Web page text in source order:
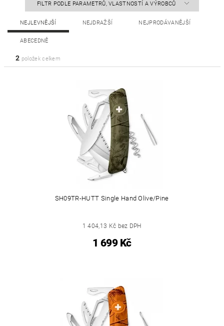
FILTR PODLE PARAMETRŮ, VLASTNOSTÍ A VÝROBCŮ
NEJLEVNĚJŠÍ NEJDRAŽŠÍ NEJPRODÁVANĚJŠÍ
ABECEDNĚ
2 položek celkem
SH09TR-HUTT Single Hand Olive/Pine
1 404,13 Kč bez DPH
1 699 Kč